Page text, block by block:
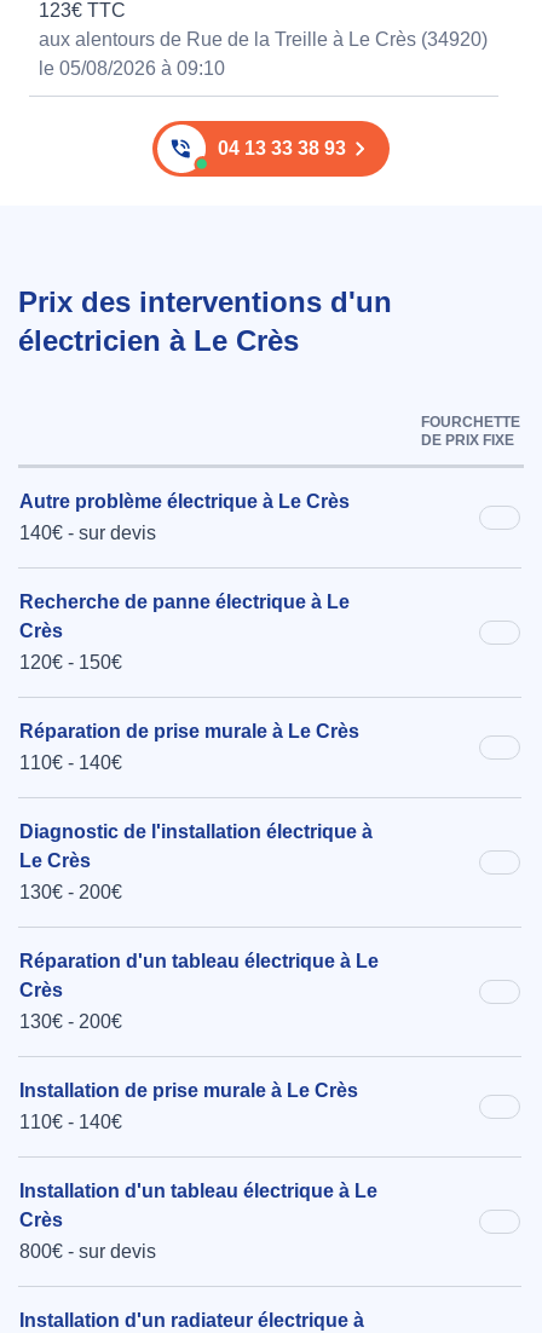
123€ TTC
aux alentours de Rue de la Treille à Le Crès (34920)
le 05/08/2026 à 09:10
04 13 33 38 93
Prix des interventions d'un
électricien à Le Crès
FOURCHETTE
DE PRIX FIXE
Autre problème électrique à Le Crès
140€ - sur devis
Recherche de panne électrique à Le
Crès
120€ - 150€
Réparation de prise murale à Le Crès
110€ - 140€
Diagnostic de l'installation électrique à
Le Crès
130€ - 200€
Réparation d'un tableau électrique à Le
Crès
130€ - 200€
Installation de prise murale à Le Crès
110€ - 140€
Installation d'un tableau électrique à Le
Crès
800€ - sur devis
Installation d'un radiateur électrique à